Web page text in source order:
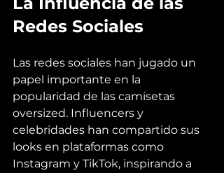
Redes Sociales
Las redes sociales han jugado un
papel importante en la
popularidad de las camisetas
oversized. Influencers y
celebridades han compartido sus
looks en plataformas como
Instagram y TikTok, inspirando a